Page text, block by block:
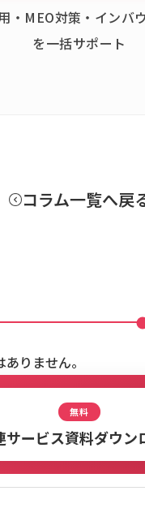
・MEO対策・インバ
を一括サポート
コラム一覧へ戻
りません。
無料
サービス資料ダウン